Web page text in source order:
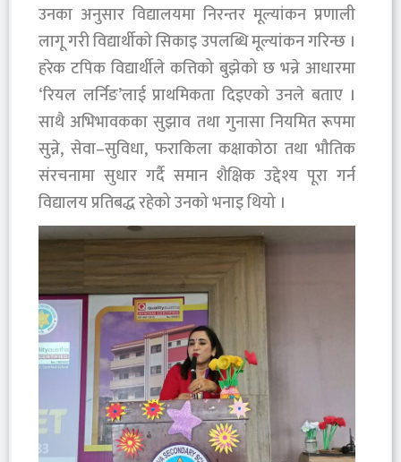
‎उनका अनुसार विद्यालयमा निरन्तर मूल्यांकन प्रणाली
लागू गरी विद्यार्थीको सिकाइ उपलब्धि मूल्यांकन गरिन्छ ।
हरेक टपिक विद्यार्थीले कत्तिको बुझेको छ भन्ने आधारमा
‘रियल लर्निङ’लाई प्राथमिकता दिइएको उनले बताए ।
साथै अभिभावकका सुझाव तथा गुनासा नियमित रूपमा
सुन्ने, सेवा–सुविधा, फराकिला कक्षाकोठा तथा भौतिक
संरचनामा सुधार गर्दै समान शैक्षिक उद्देश्य पूरा गर्न
विद्यालय प्रतिबद्ध रहेको उनको भनाइ थियो ।‎